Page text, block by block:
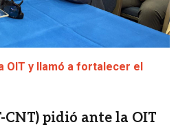
OIT y llamó a fortalecer el
pidió ante la OIT